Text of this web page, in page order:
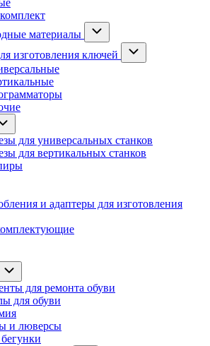
материалы
изготовления ключей
для универсальных станков
для вертикальных станков
и адаптеры для изготовления
для ремонта обуви
для обуви
и люверсы